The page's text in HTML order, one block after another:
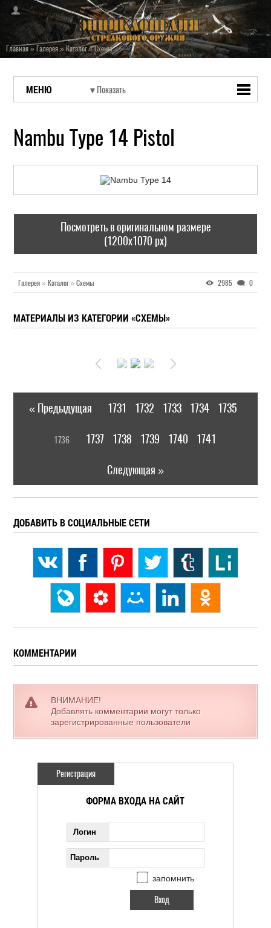
Главная»Галерея»Каталог»Схемы
МЕНЮ
Nambu Type 14 Pistol
Посмотреть в оригинальном размере
(1200x1070 px)
Галерея » Каталог» Схемы 2985 0
МАТЕРИАЛЫ ИЗ КАТЕГОРИИ «СХЕМЫ»
« Предыдущая 1731 1732 1733 1734 1735
1736 1737 1738 1739 1740 1741
Следующая »
ДОБАВИТЬ В СОЦИАЛЬНЫЕ СЕТИ
КОММЕНТАРИИ
ВНИМАНИЕ!
Добавлять комментарии могут только
зарегистрированные пользователи
Регистрация
ФОРМА ВХОДА НА САЙТ
Логин
Пароль
запомнить